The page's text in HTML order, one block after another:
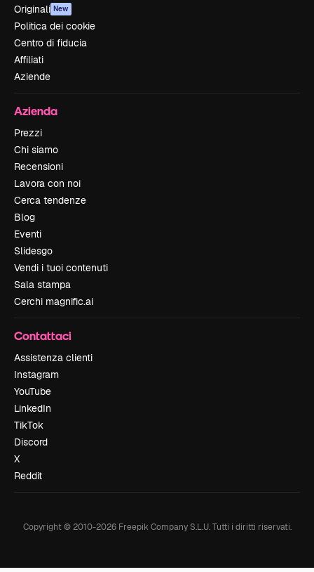
Originali New
Politica dei cookie
Centro di fiducia
Affiliati
Aziende
Azienda
Prezzi
Chi siamo
Recensioni
Lavora con noi
Cerca tendenze
Blog
Eventi
Slidesgo
Vendi i tuoi contenuti
Sala stampa
Cerchi magnific.ai
Contattaci
Assistenza clienti
Instagram
YouTube
LinkedIn
TikTok
Discord
X
Reddit
Copyright © 2010-2026Freepik Company S.L.U. Tutti i diritti riservati.